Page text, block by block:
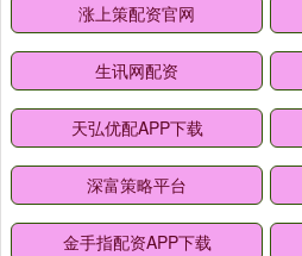
涨上策配资官网
生讯网配资
天弘优配APP下载
深富策略平台
金手指配资APP下载